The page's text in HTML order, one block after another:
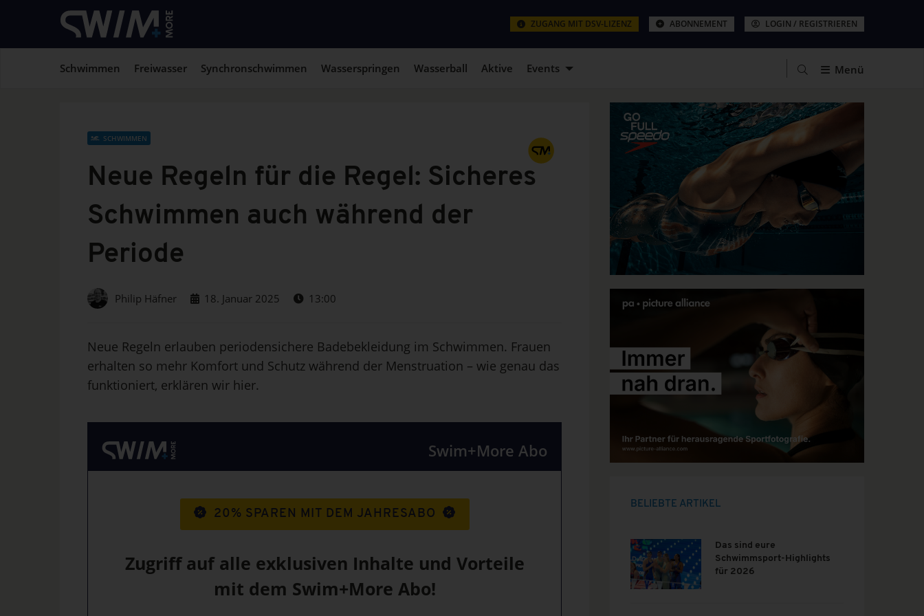
ZUGANG MIT DSV-LIZENZ ABONNEMENT LOGIN / REGISTRIEREN
Schwimmen Freiwasser Synchronschwimmen Wasserspringen Wasserball Aktive Events Menü
SCHWIMMEN
Neue Regeln für die Regel: Sicheres
Schwimmen auch während der
Periode
Philip Häfner 18. Januar 2025 13:00
Neue Regeln erlauben periodensichere Badebekleidung im Schwimmen. Frauen
erhalten so mehr Komfort und Schutz während der Menstruation – wie genau das
funktioniert, erklären wir hier.
Swim+More Abo
20% SPAREN MIT DEM JAHRESABO
Zugriff auf alle exklusiven Inhalte und Vorteile
mit dem Swim+More Abo!
BELIEBTE ARTIKEL
Das sind eure
Schwimmsport-Highlights
für 2026